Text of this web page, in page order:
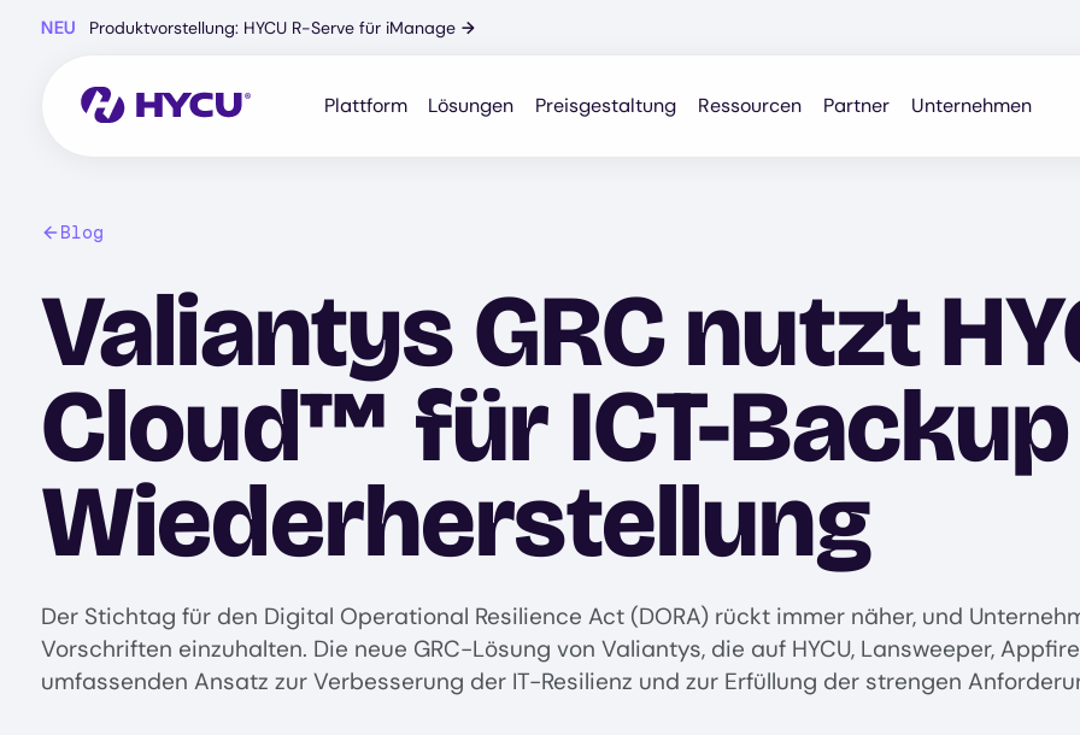
Hauptinhalt
NEU Produktvorstellung: HYCU R-Serve für iManage →
Plattform Lösungen Preisgestaltung Ressourcen Partner Unternehmen
Blog
Valiantys GRC nutzt
Cloud™ für ICT-
Wiederherstellung
Der Stichtag für den Digital Operational Resilience Act (DORA) rückt immer näher, und
Vorschriften einzuhalten. Die neue GRC-Lösung von Valiantys, die auf HYCU, Lansweeper,
umfassenden Ansatz zur Verbesserung der IT-Resilienz und zur Erfüllung der strengen